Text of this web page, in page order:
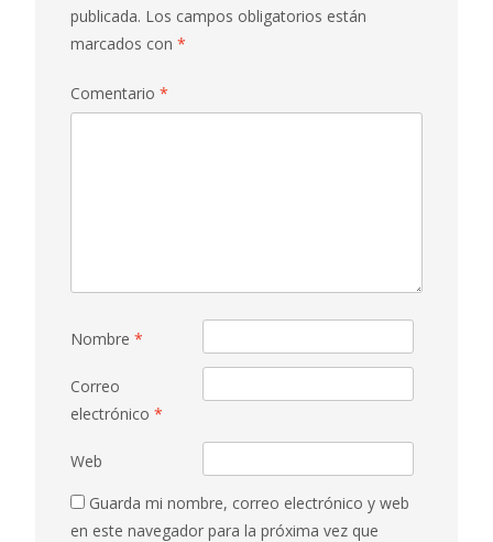
publicada. Los campos obligatorios están
marcados con *
Comentario *
Nombre *
Correo
electrónico *
Web
Guarda mi nombre, correo electrónico y web
en este navegador para la próxima vez que